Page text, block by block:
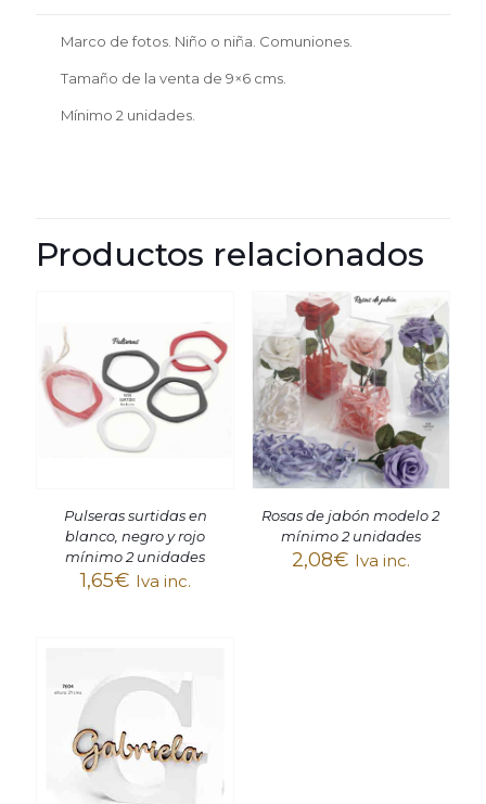
Marco de fotos. Niño o niña. Comuniones.
Tamaño de la venta de 9×6 cms.
Mínimo 2 unidades.
Productos relacionados
Pulseras surtidas en
blanco, negro y rojo
mínimo 2 unidades
1,65€ Iva inc.
Rosas de jabón modelo 2
mínimo 2 unidades
2,08€ Iva inc.